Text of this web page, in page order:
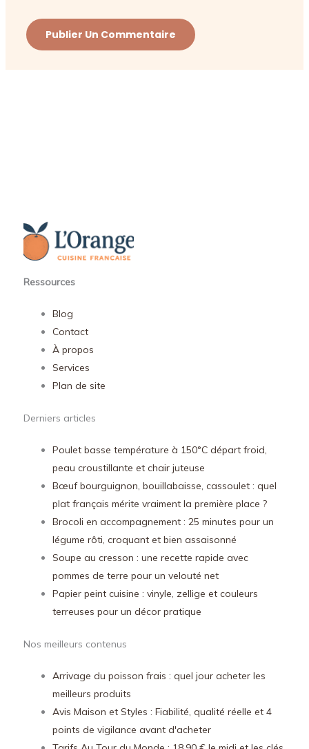
Ressources
Blog
Contact
À propos
Services
Plan de site
Derniers articles
Poulet basse température à 150°C départ froid,
peau croustillante et chair juteuse
Bœuf bourguignon, bouillabaisse, cassoulet : quel
plat français mérite vraiment la première place ?
Brocoli en accompagnement : 25 minutes pour un
légume rôti, croquant et bien assaisonné
Soupe au cresson : une recette rapide avec
pommes de terre pour un velouté net
Papier peint cuisine : vinyle, zellige et couleurs
terreuses pour un décor pratique
Nos meilleurs contenus
Arrivage du poisson frais : quel jour acheter les
meilleurs produits
Avis Maison et Styles : Fiabilité, qualité réelle et 4
points de vigilance avant d'acheter